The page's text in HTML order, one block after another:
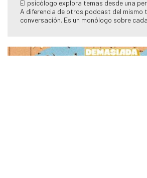
El psicólogo explora temas desde una
A diferencia de otros podcast del mismo
conversación. Es un monólogo sobre